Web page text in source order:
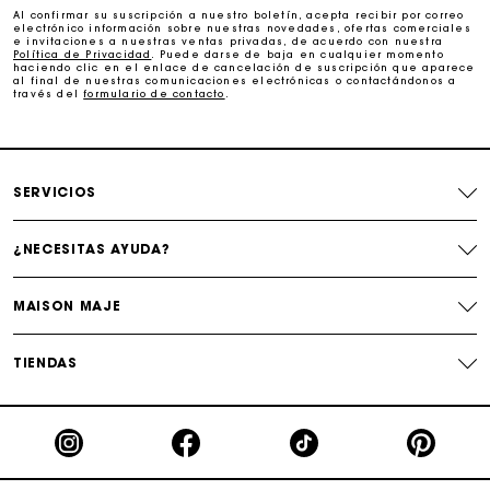
Cambios & Devoluciones gratuitos
Seguir mi pedido
La tarjeta regalo de Maje: la mejor manera de hacer el
Al confirmar su suscripción a nuestro boletín, acepta recibir por correo
electrónico información sobre nuestras novedades, ofertas comerciales
e invitaciones a nuestras ventas privadas, de acuerdo con nuestra
Política de Privacidad
. Puede darse de baja en cualquier momento
haciendo clic en el enlace de cancelación de suscripción que aparece
al final de nuestras comunicaciones electrónicas o contactándonos a
través delformulario de contacto
SERVICIOS
¿NECESITAS AYUDA?
MAISON MAJE
TIENDAS